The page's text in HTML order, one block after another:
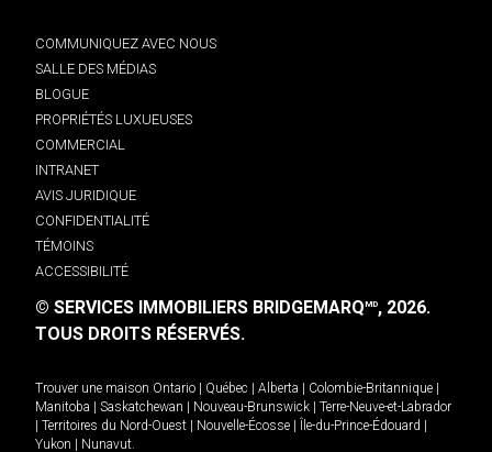
COMMUNIQUEZ AVEC NOUS
SALLE DES MÉDIAS
BLOGUE
PROPRIÉTÉS LUXUEUSES
COMMERCIAL
INTRANET
AVIS JURIDIQUE
CONFIDENTIALITÉ
TÉMOINS
ACCESSIBILITÉ
© SERVICES IMMOBILIERS BRIDGEMARQMD, 2026.
TOUS DROITS RÉSERVÉS.
Trouver une maison Ontario Québec Alberta Colombie-Britannique
Manitoba
Saskatchewan Nouveau-Brunswick
Terre-Neuve-et-Labrador
Territoires du Nord-Ouest Nouvelle-Écosse Île-du-Prince-Édouard
Yukon
Nunavut.